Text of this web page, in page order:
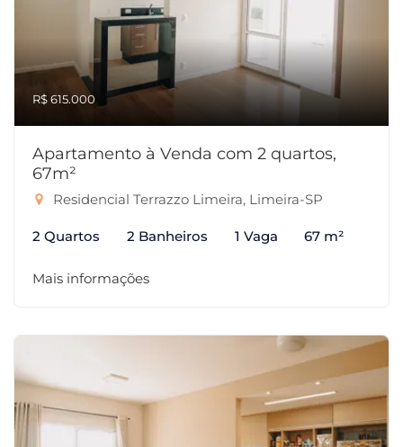
R$ 615.000
Apartamento à Venda com 2 quartos,
67m²
Residencial Terrazzo Limeira, Limeira-SP
2 Quartos 2 Banheiros 1 Vaga 67 m²
Mais informações